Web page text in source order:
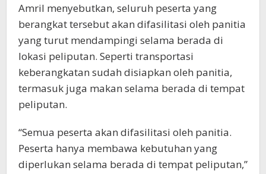
Amril menyebutkan, seluruh peserta yang
berangkat tersebut akan difasilitasi oleh panitia
yang turut mendampingi selama berada di
lokasi peliputan. Seperti transportasi
keberangkatan sudah disiapkan oleh panitia,
termasuk juga makan selama berada di tempat
peliputan.
“Semua peserta akan difasilitasi oleh panitia.
Peserta hanya membawa kebutuhan yang
diperlukan selama berada di tempat peliputan,”